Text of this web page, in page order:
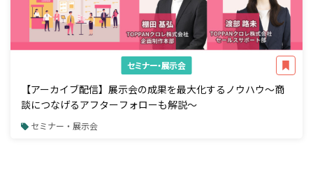
セミナー・展示会
【アーカイブ配信】展示会の成果を最大化するノウハウ～商
談につなげるアフターフォローも解説～
セミナー・展示会